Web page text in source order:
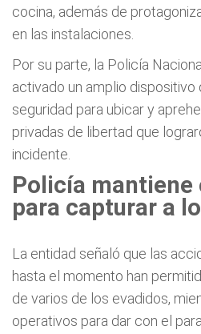
cocina, además de
en las instalaciones.
Por su parte, la Policía
activado un amplio
seguridad para ubicar y
privadas de libertad que
incidente.
Policía mantiene
para capturar a
La entidad señaló que las
hasta el momento han
de varios de los evadidos,
operativos para dar con el